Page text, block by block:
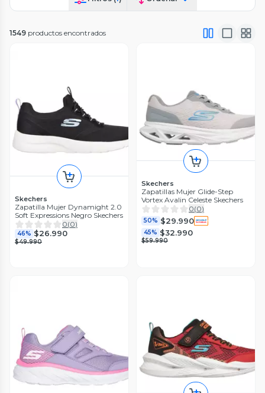
1549 productos encontrados
Skechers
Zapatilla Mujer Dynamight 2.0
Soft Expressions Negro Skechers
0(0)
46% $26.990
$49.990
Skechers
Zapatillas Mujer Glide-Step
Vortex Avalin Celeste Skechers
0(0)
50% $29.990
45% $32.990
$59.990